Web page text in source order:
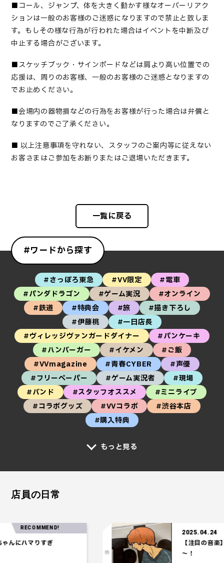
■コール、ジャンプ、体を大きく動かす様なオーバーリアク
ションは一般のお客様のご迷惑になりますので禁止と致しま
す。もしその様な行為が行われた場合はイベントを中断及び
中止する場合がございます。
■スケッチブック・サインボードなどは肩より高い位置での
応援は、周りのお客様、一般のお客様のご迷惑となりますの
でお止めください。
■会場内の器物損などの行為をお客様が行った場合は弁償と
なりますのでご了承ください。
■ 以上注意事項を守れない、スタッフのご案内等に従えない
お客さまはご参加をお断りまたはご退場いただきます。
一覧に戻る
#ワードから探す
#さっぽろ東急 #VV限定
#電車
#パンダドラゴン
#ゲーム実況
#オンライン
#鉄道
#特典会 #旅
#描き下ろし
#伊藤桃
#一日店長
#ヴィレッジヴァンガードダイナー
#パンケーキ
#ハンバーガー
#イケメン
#ご飯
#VVmagazine
#青春CYBER
#声優
#フリーペーパー
#ゲーム実況者
#現場
#バンド
#スタッフオススメ
#ミニライブ
#コラボグッズ
#VVコラボ
#渋谷本店
#購入特典
もっと見る
店員の日常
ハマりすぎ
RECOMMEND!
2025.04.24
【注目の音楽】「
～！